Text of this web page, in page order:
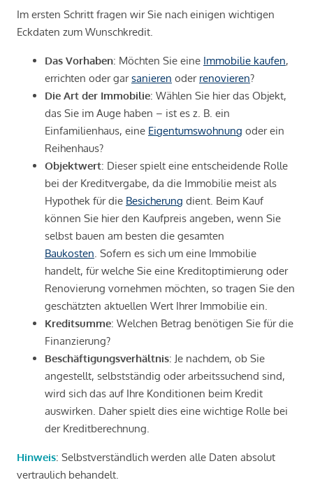
Im ersten Schritt fragen wir Sie nach einigen wichtigen
Eckdaten zum Wunschkredit.
Das Vorhaben: Möchten Sie eine Immobilie kaufen,
errichten oder garsanieren oder renovieren?
Die Art der Immobilie: Wählen Sie hier das Objekt,
das Sie im Auge haben – ist es z. B. ein
Einfamilienhaus, eine Eigentumswohnung oder ein
Reihenhaus?
Objektwert: Dieser spielt eine entscheidende Rolle
bei der Kreditvergabe, da die Immobilie meist als
Hypothek für die Besicherung dient. Beim Kauf
können Sie hier den Kaufpreis angeben, wenn Sie
selbst bauen am besten die gesamten
Baukosten . Sofern es sich um eine Immobilie
handelt, für welche Sie eine Kreditoptimierung oder
Renovierung vornehmen möchten, so tragen Sie den
geschätzten aktuellen Wert Ihrer Immobilie ein.
Kreditsumme: Welchen Betrag benötigen Sie für die
Finanzierung?
Beschäftigungsverhältnis: Je nachdem, ob Sie
angestellt, selbstständig oder arbeitssuchend sind,
wird sich das auf Ihre Konditionen beim Kredit
auswirken. Daher spielt dies eine wichtige Rolle bei
der Kreditberechnung.
Hinweis: Selbstverständlich werden alle Daten absolut
vertraulich behandelt.